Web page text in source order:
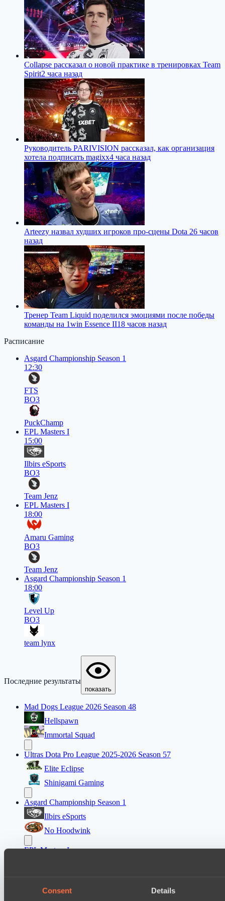
Consent Details
Collapse рассказал о новой практике в тренировках Team
Spirit2 часа назад
Руководитель PARIVISION рассказал, как организация
хотела подписать magixx4 часа назад
Arteezy назвал худших игроков про-сцены Dota 26 часов
назад
Тренер Team Liquid поделился эмоциями после победы
команды на 1win Essence II18 часов назад
Расписание
Asgard Championship Season 1
12:30
FTS
BO3
PuckChamp
EPL Masters I
15:00
Ilbirs eSports
BO3
Team Jenz
EPL Masters I
18:00
Amaru Gaming
BO3
Team Jenz
Asgard Championship Season 1
18:00
Level Up
BO3
team lynx
Последние результаты
показать
Mad Dogs League 2026 Season 48
Hellspawn
Immortal Squad
Ultras Dota Pro League 2025-2026 Season 57
Elite Eclipse
Shinigami Gaming
Asgard Championship Season 1
Ilbirs eSports
No Hoodwink
EPL Masters I